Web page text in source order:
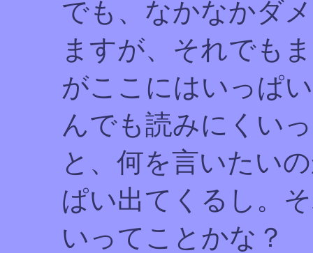
でも、なかなかダ
ますが、それでも
がここにはいっぱ
んでも読みにくい
と、何を言いたい
ぱい出てくるし。
いってことかな？